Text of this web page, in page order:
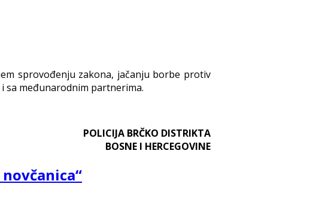
sprovođenju zakona, jačanju borbe protiv
sa međunarodnim partnerima.
POLICIJA BRČKO DISTRIKTA
BOSNE I HERCEGOVINE